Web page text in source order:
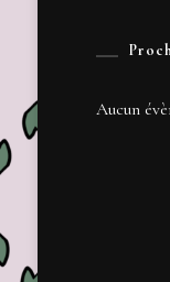
Aucun